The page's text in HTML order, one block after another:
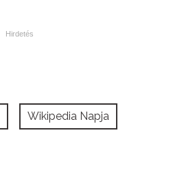
Wikipedia Napja